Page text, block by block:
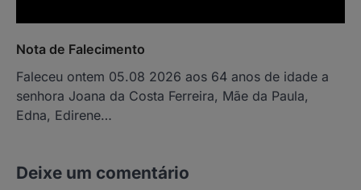
Nota de Falecimento
Faleceu ontem 05.08 2026 aos 64 anos de idade a
senhora Joana da Costa Ferreira, Mãe da Paula,
Edna, Edirene…
Deixe um comentário